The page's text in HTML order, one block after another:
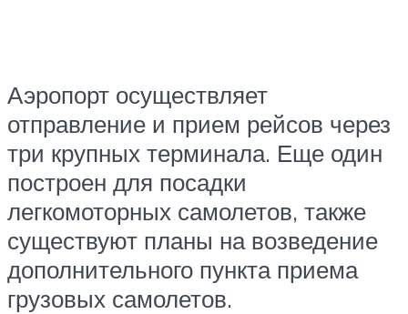
Аэропорт осуществляет
отправление и прием рейсов через
три крупных терминала. Еще один
построен для посадки
легкомоторных самолетов, также
существуют планы на возведение
дополнительного пункта приема
грузовых самолетов.